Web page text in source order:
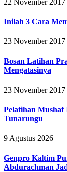
Inilah 3 Cara
23 November 2017
Bosan Latihan
Mengatasinya
23 November 2017
Pelatihan Mushaf
Tunarungu
9 Agustus 2026
Genpro Kaltim
Abdurachman